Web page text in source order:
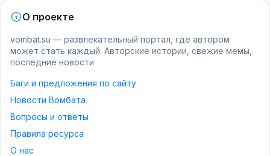
О проекте
vombat.su — развлекательный портал, где автором
может стать каждый. Авторские истории, свежие мемы,
последние новости
Баги и предложения по сайту
Новости Вомбата
Вопросы и ответы
Правила ресурса
О нас